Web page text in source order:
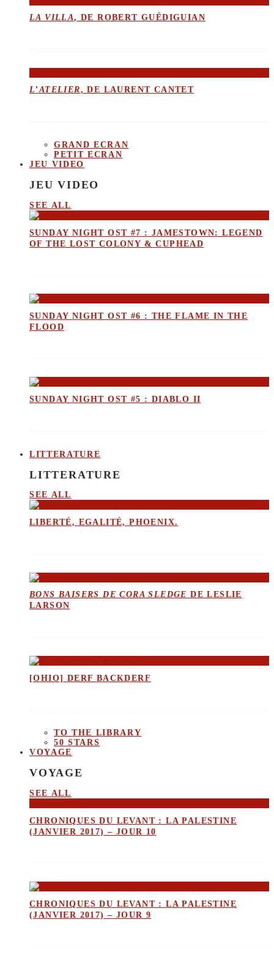
LA VILLA, DE ROBERT GUÉDIGUIAN
L’ATELIER, DE LAURENT CANTET
GRAND ECRAN
PETIT ECRAN
JEU VIDEO
JEU VIDEO
SEE ALL
SUNDAY NIGHT OST #7 : JAMESTOWN: LEGEND
OF THE LOST COLONY & CUPHEAD
SUNDAY NIGHT OST #6 : THE FLAME IN THE
FLOOD
SUNDAY NIGHT OST #5 : DIABLO II
LITTERATURE
LITTERATURE
SEE ALL
LIBERTÉ, EGALITÉ, PHOENIX.
BONS BAISERS DE CORA SLEDGE DE LESLIE
LARSON
[OHIO] DERF BACKDERF
TO THE LIBRARY
50 STARS
VOYAGE
VOYAGE
SEE ALL
CHRONIQUES DU LEVANT : LA PALESTINE
(JANVIER 2017) – JOUR 10
CHRONIQUES DU LEVANT : LA PALESTINE
(JANVIER 2017) – JOUR 9